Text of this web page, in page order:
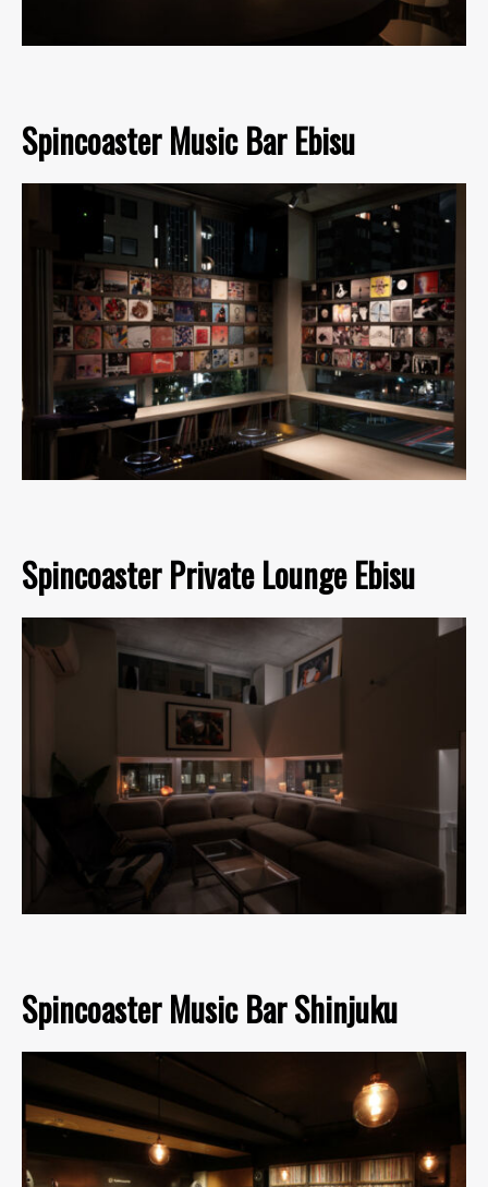
Spincoaster Music Bar Ebisu
Spincoaster Private Lounge Ebisu
Spincoaster Music Bar Shinjuku